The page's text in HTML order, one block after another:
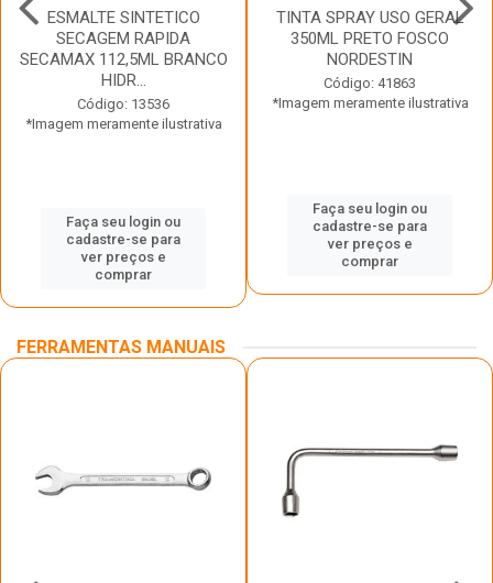
ESMALTE SINTETICO
SECAGEM RAPIDA
SECAMAX 112,5ML BRANCO
HIDR...
Código: 13536
*Imagem meramente ilustrativa
Faça seu login ou
cadastre-se para
ver preços e
comprar
TINTA SPRAY USO GERAL
350ML PRETO FOSCO
NORDESTIN
Código: 41863
*Imagem meramente ilustrativa
Faça seu login ou
cadastre-se para
ver preços e
comprar
FERRAMENTAS MANUAIS